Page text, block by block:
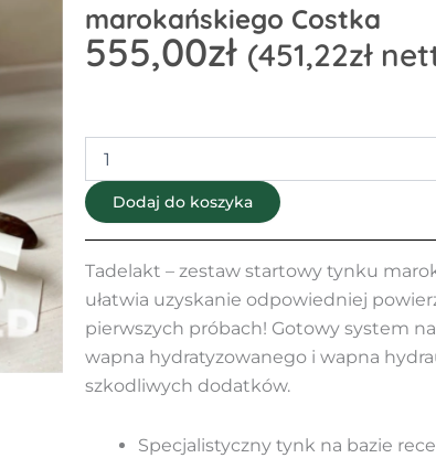
marokańskiego Costka
555,00zł (451,22zł
Tadelakt
–
zestaw
startowy
marokańskiego
Costka
Dodaj do koszyka
Tadelakt – zestaw startowy tynku
ułatwia uzyskanie odpowiedniej
pierwszych próbach! Gotowy system
wapna hydratyzowanego i wapna
szkodliwych dodatków.
Specjalistyczny tynk na bazie